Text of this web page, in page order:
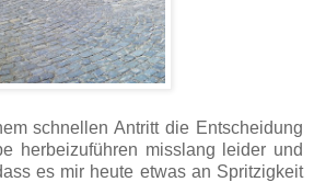
schnellen Antritt die Entscheidung
herbeizuführen misslang leider und
es mir heute etwas an Spritzigkeit